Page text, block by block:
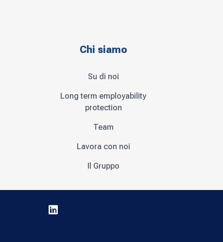
Chi siamo
Su di noi
Long term employability
protection
Team
Lavora con noi
Il Gruppo
